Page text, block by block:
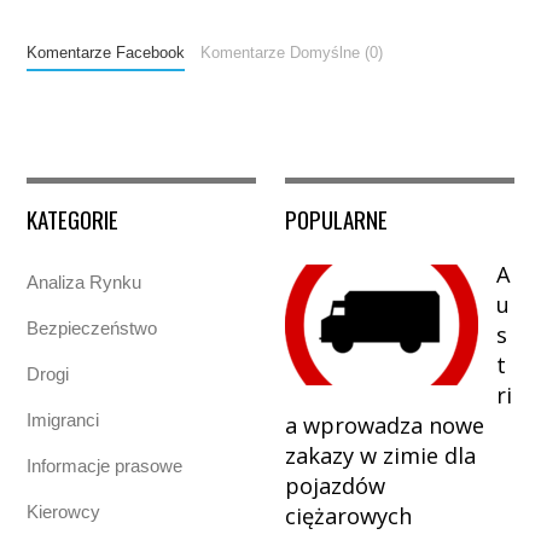
Komentarze Facebook Komentarze Domyślne (0)
KATEGORIE
Analiza Rynku
Bezpieczeństwo
Drogi
Imigranci
Informacje prasowe
Kierowcy
POPULARNE
A
u
s
t
ri
a wprowadza nowe
zakazy w zimie dla
pojazdów
ciężarowych